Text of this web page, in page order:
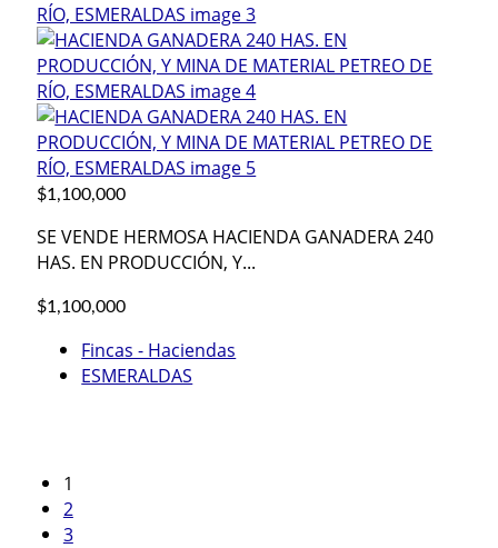
$1,100,000
SE VENDE HERMOSA HACIENDA GANADERA 240
HAS. EN PRODUCCIÓN, Y...
$1,100,000
Fincas - Haciendas
ESMERALDAS
1
2
3